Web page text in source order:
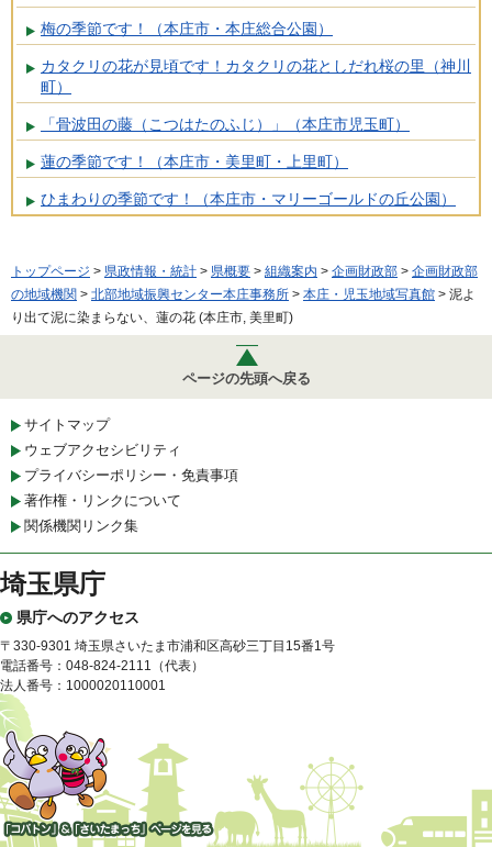
梅の季節です！（本庄市・本庄総合公園）
カタクリの花が見頃です！カタクリの花としだれ桜の里（神川
町）
「骨波田の藤（こつはたのふじ）」（本庄市児玉町）
蓮の季節です！（本庄市・美里町・上里町）
ひまわりの季節です！（本庄市・マリーゴールドの丘公園）
トップページ > 県政情報・統計 > 県概要 > 組織案内 > 企画財政部 > 企画財政部
の地域機関 > 北部地域振興センター本庄事務所 > 本庄・児玉地域写真館 > 泥よ
り出て泥に染まらない、蓮の花 (本庄市, 美里町)
ページの先頭へ戻る
サイトマップ
ウェブアクセシビリティ
プライバシーポリシー・免責事項
著作権・リンクについて
関係機関リンク集
埼玉県庁
県庁へのアクセス
〒330-9301 埼玉県さいたま市浦和区高砂三丁目15番1号
電話番号：048-824-2111（代表）
法人番号：1000020110001
「コバトン」&「さいたまっ